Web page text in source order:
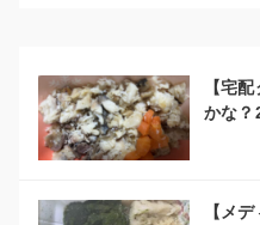
【宅
かな
【メ